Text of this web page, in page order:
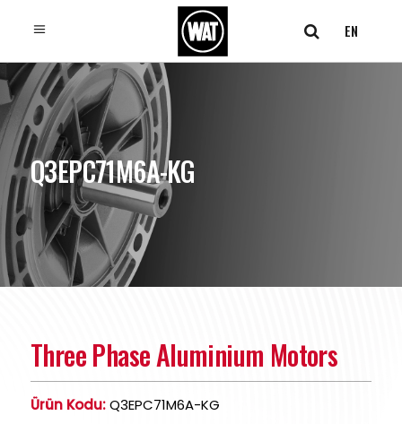
EN
Q3EPC71M6A-KG
Three Phase Aluminium Motors
Ürün Kodu:Q3EPC71M6A-KG